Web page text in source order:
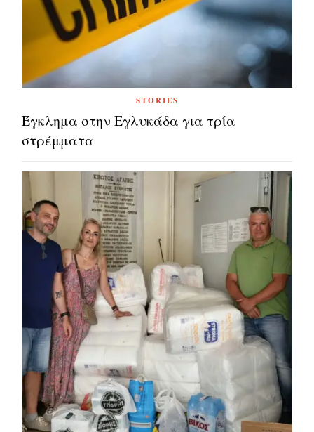
STORIES
Έγκλημα στην Εγλυκάδα για τρία
στρέμματα